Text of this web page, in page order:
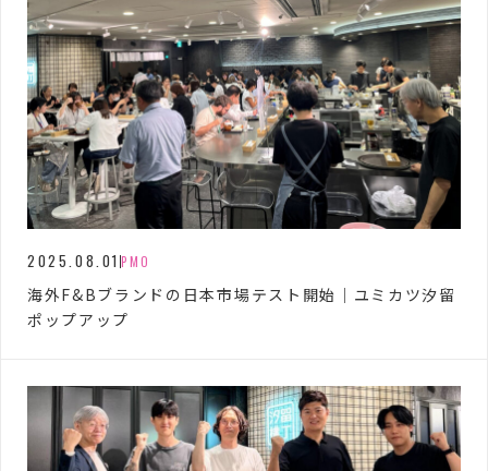
2025.08.01 PMO
海外F&Bブランドの日本市場テスト開始｜ユミカツ汐留
ポップアップ